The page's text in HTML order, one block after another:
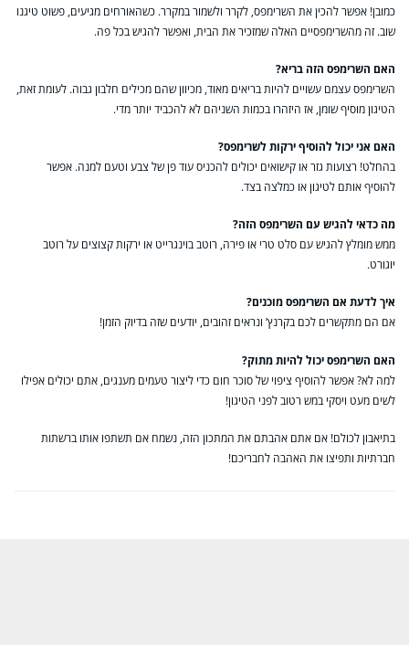
כמובן! אפשר להכין את השרימפס, לקרר ולשמור במקרר. כשהאורחים מגיעים, פשוט טיגנו
שוב. זה מהשרימפסיים האלה שמזכיר את הבית, ואפשר להגיש בכל פה.
האם השרימפס הזה בריא?
השרימפס עצמם עשויים להיות בריאים מאוד, מכיוון שהם מכילים חלבון גבוה. לעומת זאת,
הטיגון מוסיף שומן, אז היזהרו בכמות השניהם לא להכביד יותר מדי.
האם אני יכול להוסיף ירקות לשרימפס?
בהחלט! רצועות גזר או קישואים יכולים להכניס עוד פן של צבע וטעם למנה. אפשר
להוסיף אותם לטיגון או כמלצה בצד.
מה כדאי להגיש עם השרימפס הזה?
ממש מומלץ להגיש עם סלט טרי או פירה, רוטב בוינגרייט או ירקות קצוצים על רוטב
יוגורט.
איך לדעת אם השרימפס מוכנים?
אם הם מתקשרים לכם בקרנץ’ ונראים זהובים, יודעים שזה בדיוק הזמן!
האם השרימפס יכול להיות מתוק?
למה לא? אפשר להוסיף ציפוי של סוכר חום כדי ליצור טעמים מענגים, אתם יכולים אפילו
לשים מעט ויסקי במש רטוב לפני הטיגון!
בתיאבון לכולם! אם אתם אהבתם את המתכון הזה, נשמח אם תשתפו אותו ברשתות
חברתיות ותפיצו את האהבה לחבריכם!